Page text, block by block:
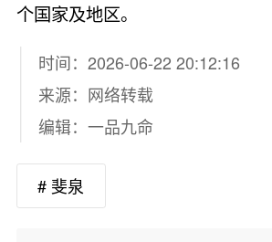
个国家及地区。
时间：2026-06-22 20:12:16
来源：网络转载
编辑：一品九命
# 斐泉